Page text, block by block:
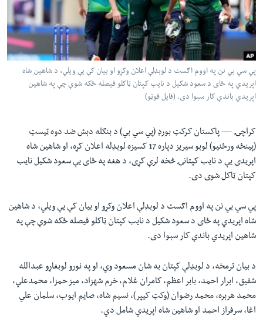
دلته
مخکې
مرکزي
لټون
واوړئ
اداریه
Learning English
FOLLOW US
ژبې
پي سي بي نن په اووم اګست د لوبډلې اعلان وکړو او بيان کې یې ويلي، د شاهين شاه
اپريدي په ځای د سعود شکيل د نايب کپتان ټاکلو فيصله ځکه شوې چې په شاهين
اپريدي باندې کار سېوا دی. (فایل فوټو)
کراچۍ —پاکستان کرکټ بورډ (پي سي بي) د بنګله دېش ضد دوه ټيسټ
(پينځه ورځنيو) لوبو سيريز دپاره 17 کسيزه لوبډله اعلان کړه، او شاهين شاه
اپريدی یې د نايب کپتانۍ څخه لرې کړی، د هغه په ځای یې سعود شکيل نايب
کپتان ټاکل شوی دی.
پي سي بي نن په اووم اګست د لوبډلې اعلان وکړو او بيان کې یې ويلي، د شاهين
شاه اپريدي په ځای د سعود شکيل د نايب کپتان ټاکلو فيصله ځکه شوې چې په
شاهين اپريدي باندې کار سېوا دی.
د بيان ترمخه، د لوبډلې کپتان به شان مسعود وي، او په نورو لوبغاړو عبدالله
شفيق، ابرار احمد، بابر اعظم، کامران غلام، خرم شهزاد، ميز حمزا، محمدعلي،
محمد هرېره، محمد رضوان (وکټ کيپر)، نسيم شاه، صايم ايوب، سلمان علي
اغا، سرفراز احمد او شاهين شاه اپريدي شامل دي.